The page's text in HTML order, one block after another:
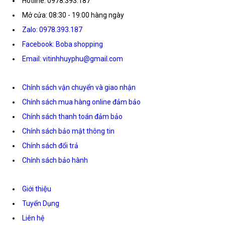
Mở cửa: 08:30 - 19:00 hàng ngày
Zalo: 0978.393.187
Facebook: Boba shopping
Email: vitinhhuyphu@gmail.com
Chính sách vận chuyển và giao nhận
Chính sách mua hàng online đảm bảo
Chính sách thanh toán đảm bảo
Chính sách bảo mật thông tin
Chính sách đổi trả
Chính sách bảo hành
Giới thiệu
Tuyển Dụng
Liên hệ